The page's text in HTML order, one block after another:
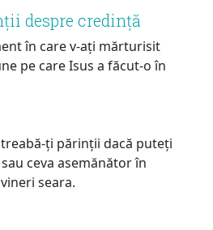
despre credință
în care v-ați mărturisit
pe care Isus a făcut-o în
ți părinții dacă puteți
ceva asemănător în
seara.